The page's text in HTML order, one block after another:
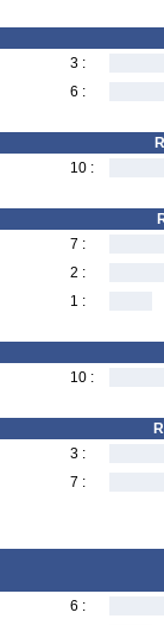
3 :
6 :
10 :
7 :
2 :
1 :
10 :
3 :
7 :
6 :